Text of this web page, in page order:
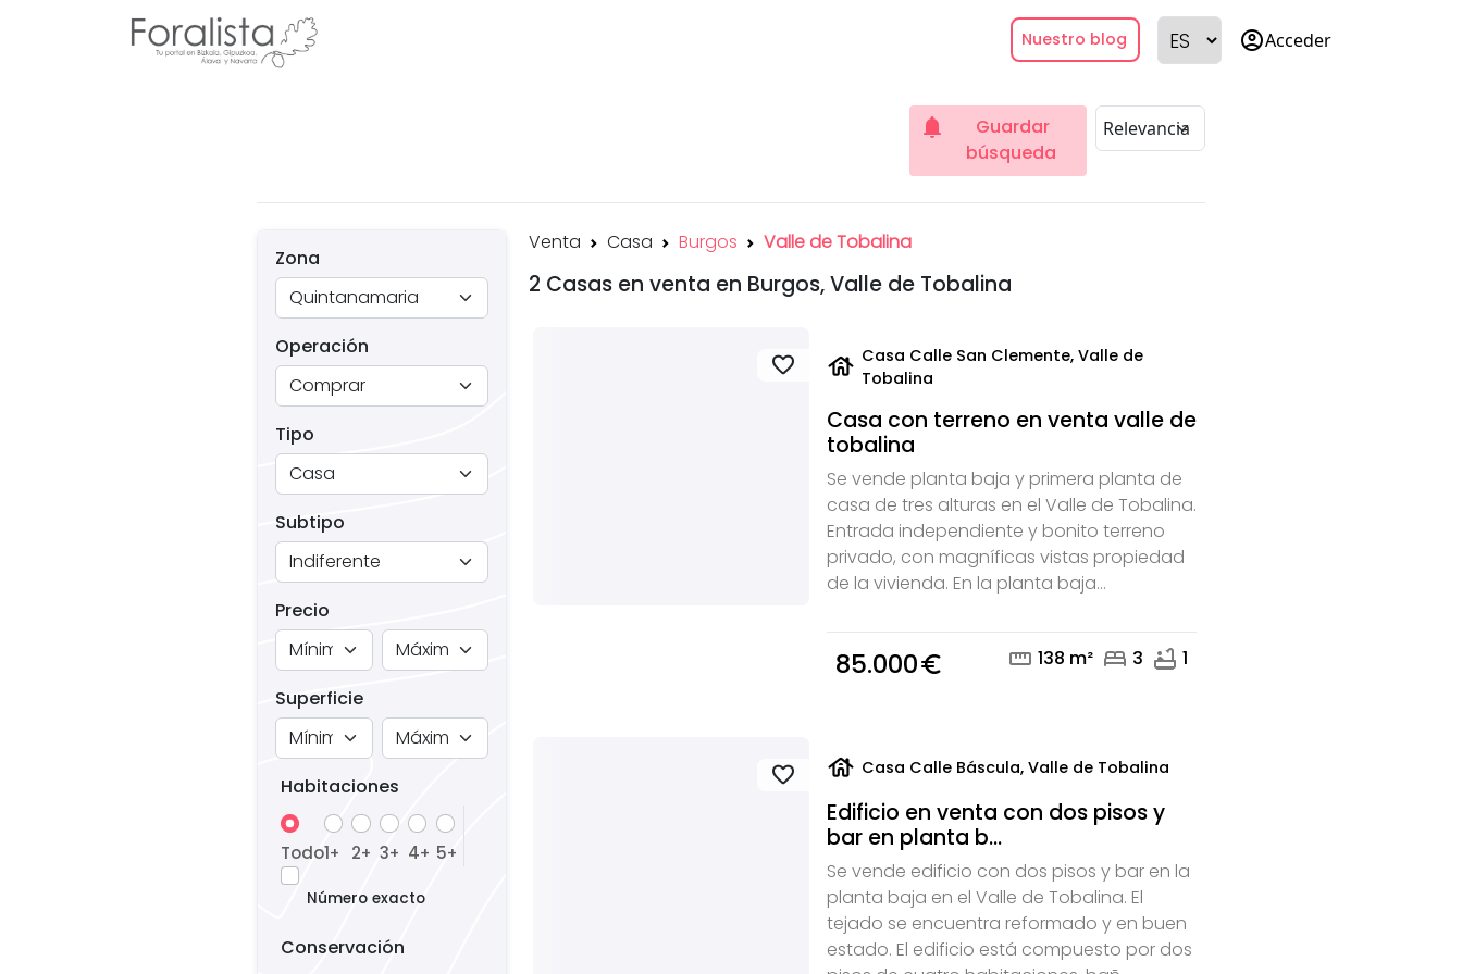
Nuestro blog account_circleAcceder
notifications
Guardar
búsqueda
Zona
Operación
Tipo
Subtipo
Precio
Superficie
Habitaciones
Todo1+ 2+ 3+ 4+ 5+
Número exacto
Conservación
Venta Casa Burgos Valle de Tobalina
2 Casas en venta en Burgos, Valle de Tobalina
favorite
mail
house Casa Calle San Clemente, Valle de
Tobalina
Casa con terreno en venta valle de
tobalina
Se vende planta baja y primera planta de
casa de tres alturas en el Valle de Tobalina.
Entrada independiente y bonito terreno
privado, con magníficas vistas propiedad
de la vivienda. En la planta baja...
85.000euro_symbol straighten 138 m² bed 3 bathtub 1
favorite house Casa Calle Báscula, Valle de Tobalina
Edificio en venta con dos pisos y
bar en planta b...
Se vende edificio con dos pisos y bar en la
planta baja en el Valle de Tobalina. El
tejado se encuentra reformado y en buen
estado. El edificio está compuesto por dos